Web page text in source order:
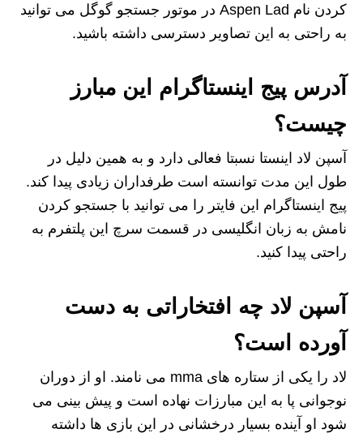
کردن نام Aspen Lad در موتور جستجو گوگل می توانید
به راحتی به این تصاویر دسترسی داشته باشید.
آدرس پیج اینستاگرام این مبارز
چیست؟
آسپن لاد اینستا نسبتا فعالی دارد و به همین دلیل در
طول این مدت توانسته است طرفداران زیادی پیدا کند.
پیج اینستاگرام این فایتر را می توانید با جستجو کردن
نامش به زبان انگلیسی در قسمت سرچ این پلتفرم به
راحتی پیدا کنید.
آسپن لاد چه افتخاراتی به دست
آورده است؟
لاد را یکی از ستاره های mma می نامند. او از دوران
نوجوانی پا به این مبارزات نهاده است و پیش بینی می
شود او آینده بسیار درخشانی در این بازی ها داشته